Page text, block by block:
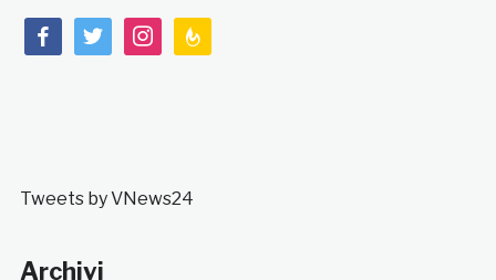
facebooktwitterinstagramfeedburner
Tweets by VNews24
Archivi